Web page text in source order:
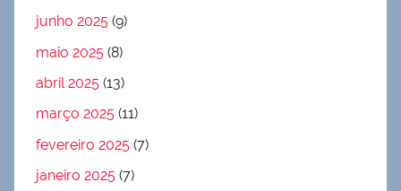
junho 2025 (9)
maio 2025 (8)
abril 2025 (13)
março 2025 (11)
fevereiro 2025 (7)
janeiro 2025 (7)